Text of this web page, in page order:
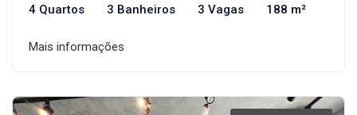
4 Quartos 3 Banheiros 3 Vagas 188 m²
Mais informações